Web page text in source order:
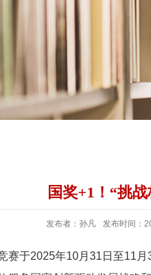
国奖+1！“挑
发布者：孙凡 发布时间：
赛于2025年10月31日至11